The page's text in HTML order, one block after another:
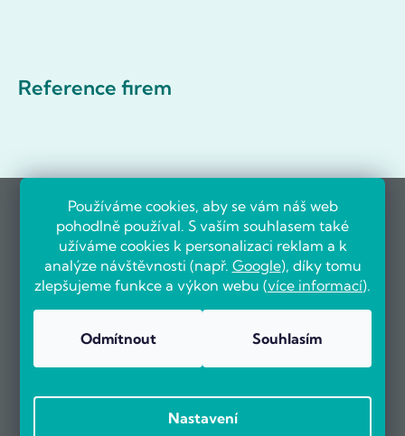
Používáme cookies, aby se vám náš web
pohodlně používal. S vaším souhlasem také
užíváme cookies k personalizaci reklam a k
analýze návštěvnosti (např. Google), díky tomu
zlepšujeme funkce a výkon webu (více informací).
Odmítnout Souhlasím
Nastavení
Reference firem